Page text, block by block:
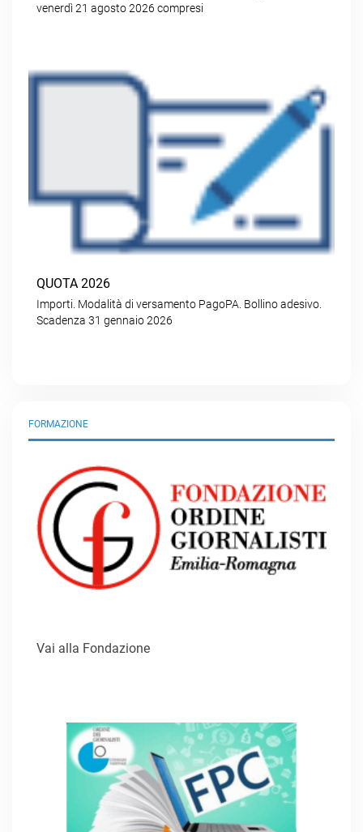
venerdì 21 agosto 2026 compresi
QUOTA 2026
Importi. Modalità di versamento PagoPA. Bollino adesivo.
Scadenza 31 gennaio 2026
FORMAZIONE
Vai alla Fondazione